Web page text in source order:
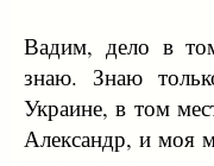
Вадим, дело в
знаю. Знаю
Украине, в том
Александр, и моя